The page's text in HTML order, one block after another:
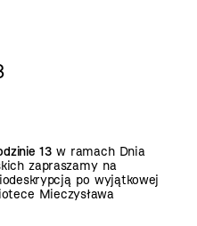
13w ramach Dnia
zapraszamy na
po wyjątkowej
Mieczysława